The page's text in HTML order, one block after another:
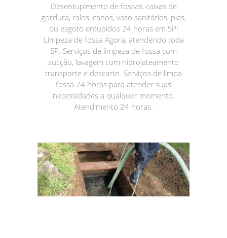
Desentupimento de fossas, caixas de
gordura, ralos, canos, vaso sanitários, pias,
ou esgoto entupidos 24 horas em SP!
Limpeza de fossa Agora, atendendo toda
SP. Serviços de limpeza de fossa com
sucção, lavagem com hidrojateamento
transporte e descarte. Serviços de limpa
fossa 24 horas para atender suas
necessidades a qualquer momento.
Atendimento 24 horas.